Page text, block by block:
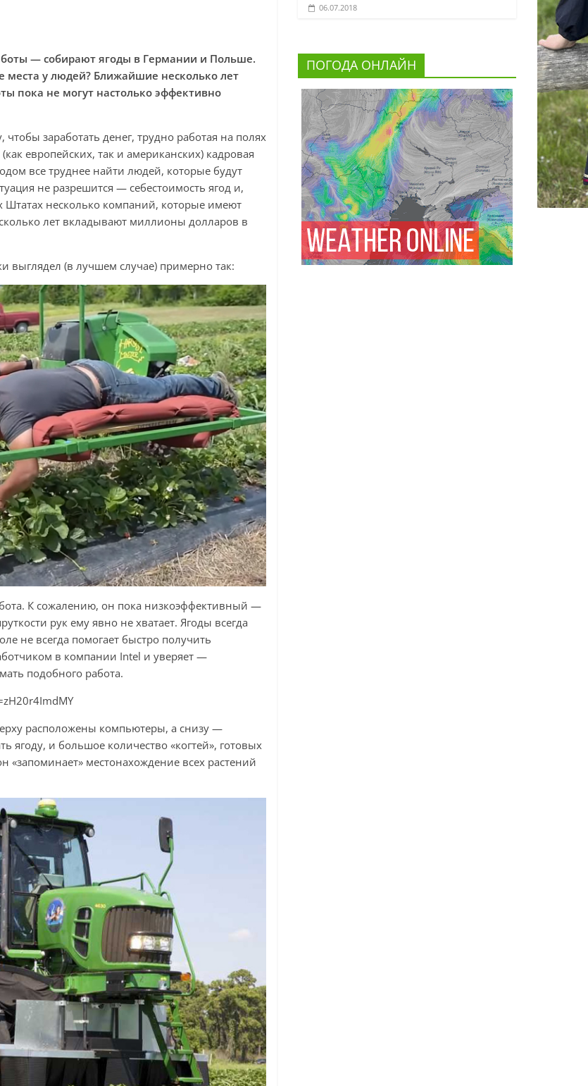
— собирают ягоды в Германии и Польше.
места у людей? Ближайшие несколько лет
пока не могут настолько эффективно
заработать денег, трудно работая на полях
европейских, так и американских) кадровая
все труднее найти людей, которые будут
не разрешится — себестоимость ягод и,
Штатах несколько компаний, которые имеют
лет вкладывают миллионы долларов в
выглядел (в лучшем случае) примерно так:
К сожалению, он пока низкоэффективный —
рук ему явно не хватает. Ягоды всегда
не всегда помогает быстро получить
в компании Intel и уверяет —
подобного работа.
расположены компьютеры, а снизу —
ягоду, и большое количество «когтей», готовых
«запоминает» местонахождение всех растений
06.07.2018
ПОГОДА ОНЛАЙН